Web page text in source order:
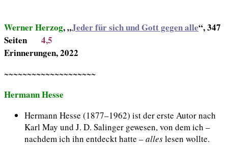
Werner Herzog, „Jeder für sich und Gott gegen alle“, 347
Seiten 4,5
Erinnerungen, 2022
~~~~~~~~~~~~~~~~~~~~
Hermann Hesse
Hermann Hesse (1877–1962) ist der erste Autor nach
Karl May und J. D. Salinger gewesen, von dem ich –
nachdem ich ihn entdeckt hatte –alleslesen wollte.